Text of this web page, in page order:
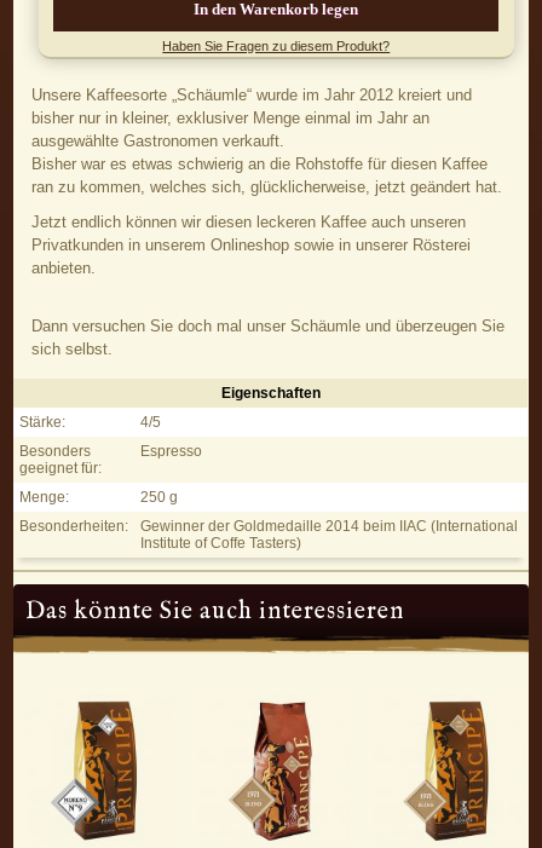
Haben Sie Fragen zu diesem Produkt?
Unsere Kaffeesorte „Schäumle“ wurde im Jahr 2012 kreiert und
bisher nur in kleiner, exklusiver Menge einmal im Jahr an
ausgewählte Gastronomen verkauft.
Bisher war es etwas schwierig an die Rohstoffe für diesen Kaffee
ran zu kommen, welches sich, glücklicherweise, jetzt geändert hat.
Jetzt endlich können wir diesen leckeren Kaffee auch unseren
Privatkunden in unserem Onlineshop sowie in unserer Rösterei
anbieten.
Dann versuchen Sie doch mal unser Schäumle und überzeugen Sie
sich selbst.
Schäumle, 250 g - Eigenschaften
Eigenschaften
Stärke:
4/5
Besonders
geeignet für:
Espresso
Menge:
250 g
Besonderheiten:
Gewinner der Goldmedaille 2014 beim IIAC (International
Institute of Coffe Tasters)
Das könnte Sie auch interessieren